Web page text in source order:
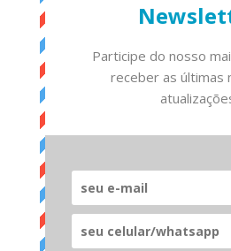
Participe do nosso
receber as últimas